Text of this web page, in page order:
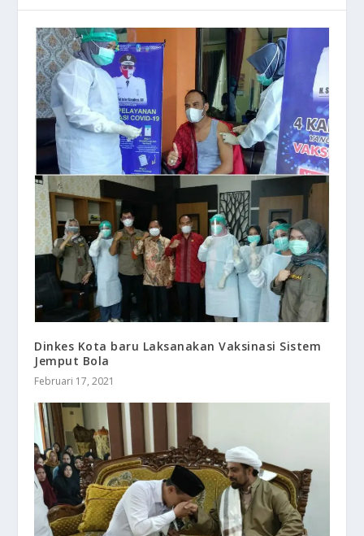
Dinkes Kota baru Laksanakan Vaksinasi Sistem
Jemput Bola
Februari 17, 2021